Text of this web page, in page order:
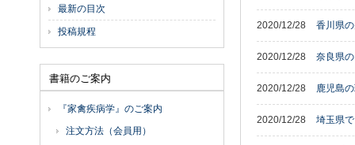
2020/12/28 香川県
2020/12/28 奈良県
2020/12/28 鹿児島
2020/12/28 埼玉県
最新の目次
投稿規程
書籍のご案内
『家禽疾病学』のご案内
注文方法（会員用）